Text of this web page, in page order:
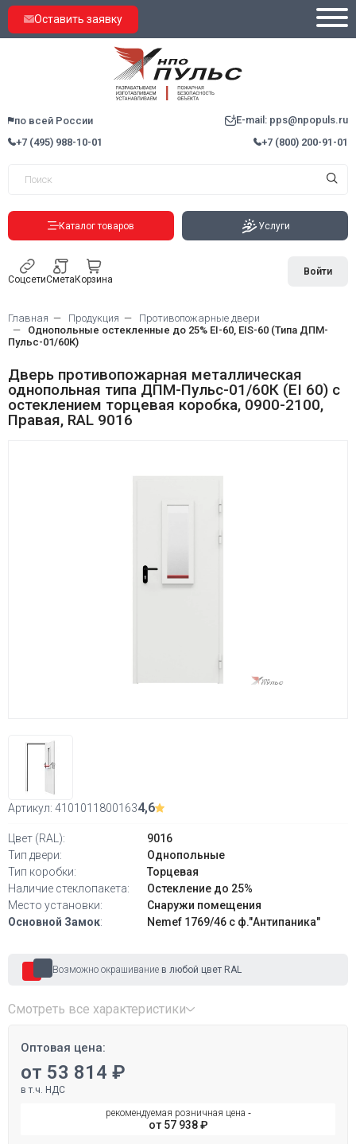
Оставить заявку
по всей России
E-mail: pps@npopuls.ru
+7 (495) 988-10-01
+7 (800) 200-91-01
Каталог товаров Услуги
СоцсетиСметаКорзина
Войти
Главная Продукция
Противопожарные двери
Однопольные остекленные до 25% EI-60, EIS-60 (Типа ДПМ-
Пульс-01/60К)
Дверь противопожарная металлическая
однопольная типа ДПМ-Пульс-01/60К (EI 60) с
остеклением торцевая коробка, 0900-2100,
Правая, RAL 9016
Артикул: 41010118001634,6
Цвет (RAL):
9016
Тип двери:
Однопольные
Тип коробки:
Торцевая
Наличие стеклопакета:
Остекление до 25%
Место установки:
Снаружи помещения
Основной Замок: Nemef 1769/46 с ф."Антипаника"
Возможно окрашивание в любой цвет RAL
Смотреть все характеристики
Оптовая цена:
от 53 814 ₽
в т.ч. НДС
рекомендуемая розничная цена ‐
от 57 938 ₽